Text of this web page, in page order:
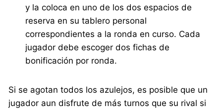
y la coloca en uno de los dos espacios de
reserva en su tablero personal
correspondientes a la ronda en curso. Cada
jugador debe escoger dos fichas de
bonificación por ronda.
Si se agotan todos los azulejos, es posible que un
jugador aun disfrute de más turnos que su rival si